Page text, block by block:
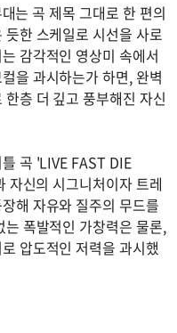
는 곡 제목 그대로 한 편의
한 스케일로 시선을 사로
감각적인 영상미 속에서
을 과시하는가 하면, 완벽
층 더 깊고 풍부해진 자신
곡 'LIVE FAST DIE
자신의 시그니처이자 트레
해 자유와 질주의 무드를
폭발적인 가창력은 물론,
압도적인 저력을 과시했